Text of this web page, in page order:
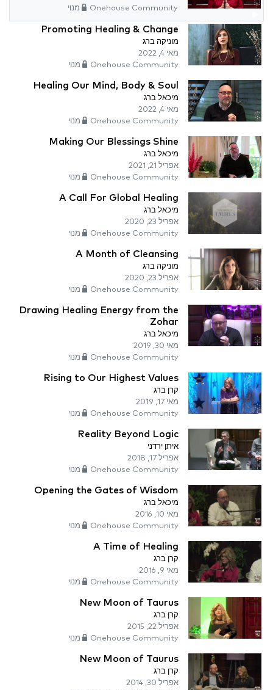
Onehouse Community מנוי
Promoting Healing & Change
מוניקה ברג
מאי 4, 2022
Onehouse Community מנוי
Healing Our Mind, Body & Soul
מיכאל ברג
מאי 4, 2022
Onehouse Community מנוי
Making Our Blessings Shine
מיכאל ברג
אפריל 21, 2021
Onehouse Community מנוי
A Call For Global Healing
מיכאל ברג
אפריל 23, 2020
Onehouse Community מנוי
A Month of Cleansing
מוניקה ברג
אפריל 23, 2020
Onehouse Community מנוי
Drawing Healing Energy from the
Zohar
מיכאל ברג
מאי 30, 2019
Onehouse Community מנוי
Rising to Our Highest Values
קרן ברג
מאי 17, 2019
Onehouse Community מנוי
Reality Beyond Logic
איתן ירדני
אפריל 17, 2018
Onehouse Community מנוי
Opening the Gates of Wisdom
מיכאל ברג
מאי 10, 2016
Onehouse Community מנוי
A Time of Healing
קרן ברג
מאי 9, 2016
Onehouse Community מנוי
New Moon of Taurus
קרן ברג
אפריל 22, 2015
Onehouse Community מנוי
New Moon of Taurus
קרן ברג
אפריל 30, 2014